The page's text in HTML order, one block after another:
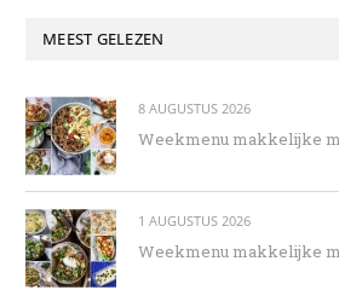
MEEST GELEZEN
8 AUGUSTUS 2026
Weekmenu makkelijke
1 AUGUSTUS 2026
Weekmenu makkelijke